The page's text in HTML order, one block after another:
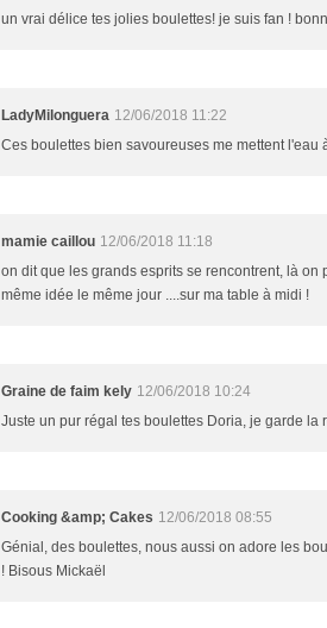
un vrai délice tes jolies boulettes! je suis fan !
LadyMilonguera 12/06/2018 11:22
Ces boulettes bien savoureuses me mettent l'eau
mamie caillou 12/06/2018 11:18
on dit que les grands esprits se rencontrent, là
même idée le même jour ....sur ma table à midi !
Graine de faim kely 12/06/2018 10:24
Juste un pur régal tes boulettes Doria, je garde la
Cooking &amp; Cakes 12/06/2018 08:55
Génial, des boulettes, nous aussi on adore les
! Bisous Mickaël